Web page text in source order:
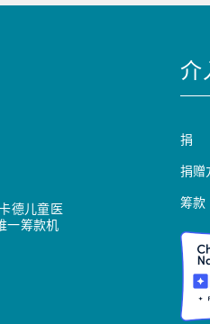
德儿童医
一筹款机
介
捐
捐赠
筹款